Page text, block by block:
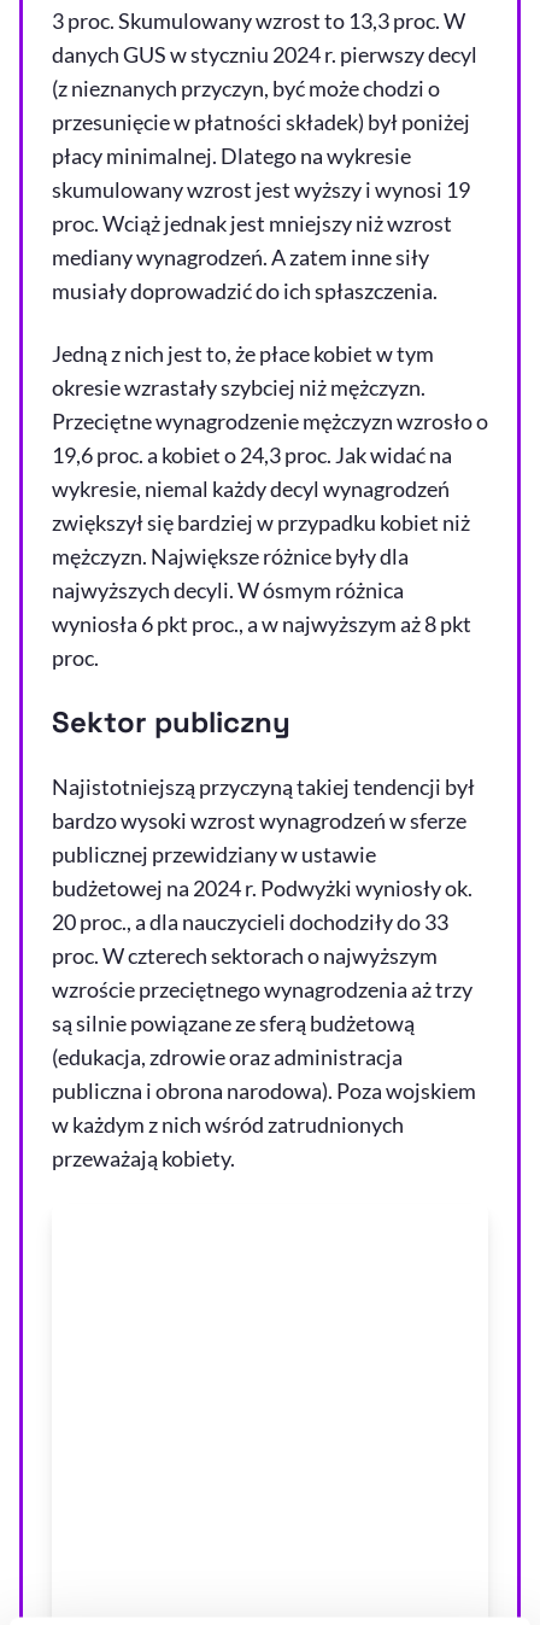
3 proc. Skumulowany wzrost to 13,3 proc. W
danych GUS w styczniu 2024 r. pierwszy decyl
(z nieznanych przyczyn, być może chodzi o
przesunięcie w płatności składek) był poniżej
płacy minimalnej. Dlatego na wykresie
skumulowany wzrost jest wyższy i wynosi 19
proc. Wciąż jednak jest mniejszy niż wzrost
mediany wynagrodzeń. A zatem inne siły
musiały doprowadzić do ich spłaszczenia.
Jedną z nich jest to, że płace kobiet w tym
okresie wzrastały szybciej niż mężczyzn.
Przeciętne wynagrodzenie mężczyzn wzrosło o
19,6 proc. a kobiet o 24,3 proc. Jak widać na
wykresie, niemal każdy decyl wynagrodzeń
zwiększył się bardziej w przypadku kobiet niż
mężczyzn. Największe różnice były dla
najwyższych decyli. W ósmym różnica
wyniosła 6 pkt proc., a w najwyższym aż 8 pkt
proc.
Sektor publiczny
Najistotniejszą przyczyną takiej tendencji był
bardzo wysoki wzrost wynagrodzeń w sferze
publicznej przewidziany w ustawie
budżetowej na 2024 r. Podwyżki wyniosły ok.
20 proc., a dla nauczycieli dochodziły do 33
proc. W czterech sektorach o najwyższym
wzroście przeciętnego wynagrodzenia aż trzy
są silnie powiązane ze sferą budżetową
(edukacja, zdrowie oraz administracja
publiczna i obrona narodowa). Poza wojskiem
w każdym z nich wśród zatrudnionych
przeważają kobiety.